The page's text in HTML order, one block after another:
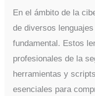
En el ámbito de la
de diversos
fundamental. Estos
profesionales de la
herramientas y
esenciales para